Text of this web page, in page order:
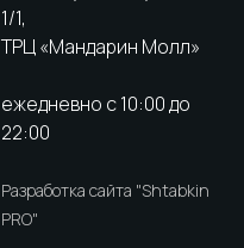
1/1,
ТРЦ «Мандарин Молл»
ежедневно с 10:00 до
22:00
Разработка сайта "Shtabkin
PRO"